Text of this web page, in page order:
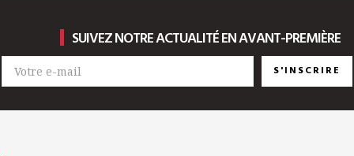
SUIVEZ NOTRE ACTUALITÉ EN AVANT-PREMIÈRE
S'INSCRIRE